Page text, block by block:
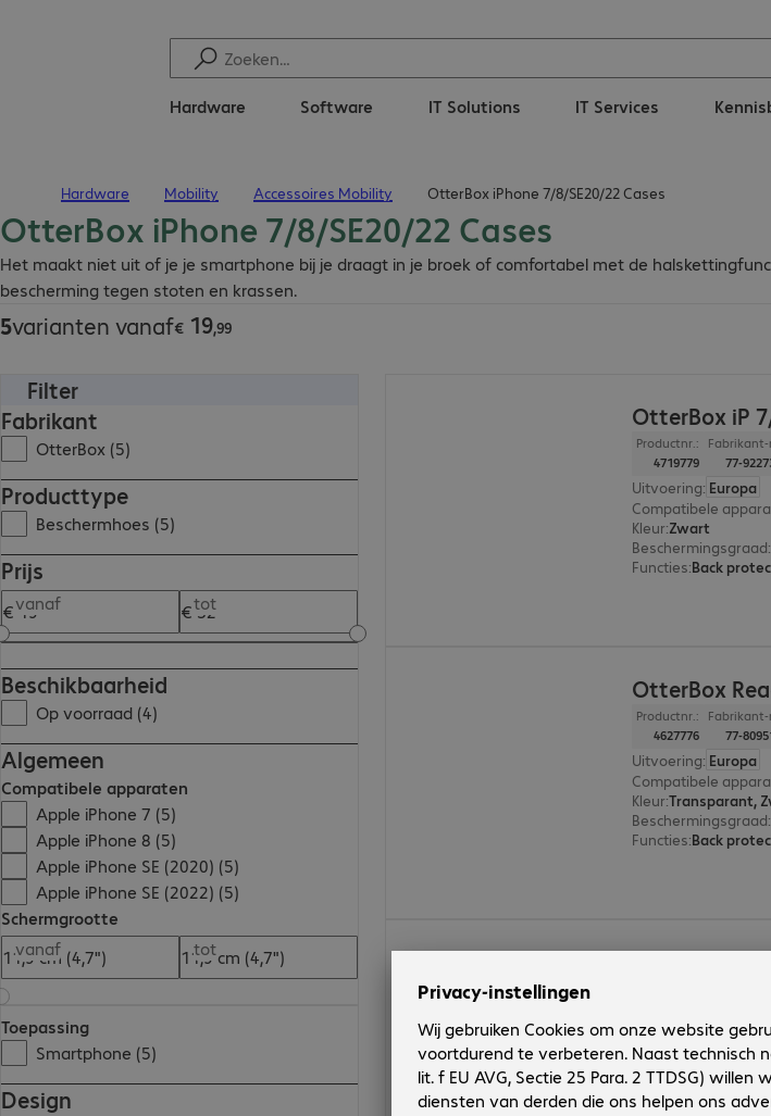
Hardware Software IT Solutions IT Services
Hardware Mobility Accessoires Mobility OtterBox iPhone 7/8/SE20/22 Cases
OtterBox iPhone 7/8/SE20/22 Cases
Het maakt niet uit of je je smartphone bij je draagt in je broek of comfortabel met de
bescherming tegen stoten en krassen.
5varianten vanaf€ 19,99
€ 19,99
Filter
Fabrikant
OtterBox (5)
Producttype
Beschermhoes (5)
Prijs
vanaf tot
Beschikbaarheid
Op voorraad (4)
Algemeen
Compatibele apparaten
Apple iPhone 7 (5)
Apple iPhone 8 (5)
Apple iPhone SE (2020) (5)
Apple iPhone SE (2022) (5)
Schermgrootte
vanaf
tot
Toepassing
Smartphone (5)
Design
OtterBox iP
Productnr.:
4719779
Fabrikant-
77-
Uitvoering: Europa
Compatibele
Kleur:Zwart
Beschermingsgraad:
Functies:Back
OtterBox
Productnr.:
4627776
Fabrikant-
77-
Uitvoering: Europa
Compatibele
Kleur:Transparant,
Beschermingsgraad:
Functies:Back
Uitvoering:Europa
Compatibele
Kleur:Transparant
Beschermingsgraad
Functies:Back